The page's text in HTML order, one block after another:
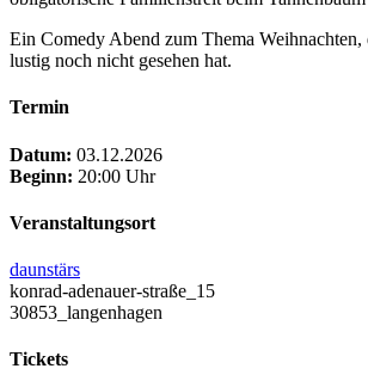
Ein Comedy Abend zum Thema Weihnachten,
lustig noch nicht gesehen hat.
Termin
Datum: 03.12.2026
Beginn: 20:00 Uhr
Veranstaltungsort
daunstärs
konrad-adenauer-straße_15
30853_langenhagen
Tickets